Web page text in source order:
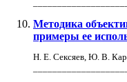
Методика
примеры ее
Н. Е. Сексяев, Ю. В.